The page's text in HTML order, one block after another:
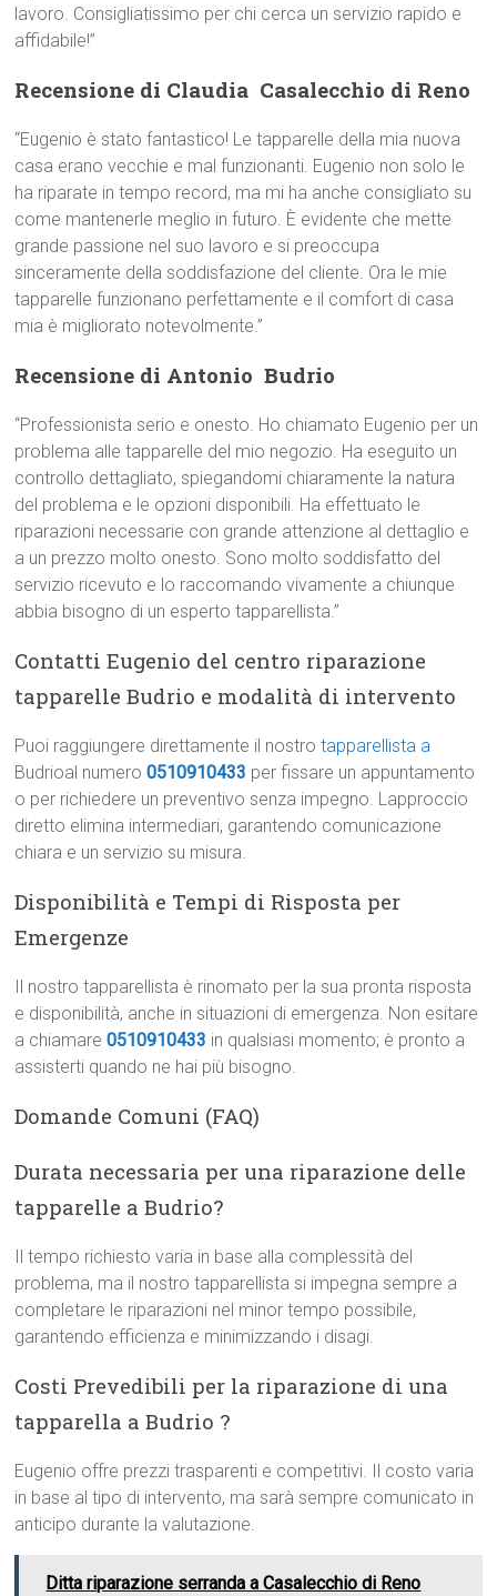
lavoro. Consigliatissimo per chi cerca un servizio rapido e
affidabile!”
Recensione di Claudia  Casalecchio di Reno
“Eugenio è stato fantastico! Le tapparelle della mia nuova
casa erano vecchie e mal funzionanti. Eugenio non solo le
ha riparate in tempo record, ma mi ha anche consigliato su
come mantenerle meglio in futuro. È evidente che mette
grande passione nel suo lavoro e si preoccupa
sinceramente della soddisfazione del cliente. Ora le mie
tapparelle funzionano perfettamente e il comfort di casa
mia è migliorato notevolmente.”
Recensione di Antonio  Budrio
“Professionista serio e onesto. Ho chiamato Eugenio per un
problema alle tapparelle del mio negozio. Ha eseguito un
controllo dettagliato, spiegandomi chiaramente la natura
del problema e le opzioni disponibili. Ha effettuato le
riparazioni necessarie con grande attenzione al dettaglio e
a un prezzo molto onesto. Sono molto soddisfatto del
servizio ricevuto e lo raccomando vivamente a chiunque
abbia bisogno di un esperto tapparellista.”
Contatti Eugenio del centro riparazione
tapparelle Budrio e modalità di intervento
Puoi raggiungere direttamente il nostrotapparellista a
Budrioal numero0510910433 per fissare un appuntamento
o per richiedere un preventivo senza impegno. Lapproccio
diretto elimina intermediari, garantendo comunicazione
chiara e un servizio su misura.
Disponibilità e Tempi di Risposta per
Emergenze
Il nostro tapparellista è rinomato per la sua pronta risposta
e disponibilità, anche in situazioni di emergenza. Non esitare
a chiamare0510910433 in qualsiasi momento; è pronto a
assisterti quando ne hai più bisogno.
Domande Comuni (FAQ)
Durata necessaria per una riparazione delle
tapparelle a Budrio?
Il tempo richiesto varia in base alla complessità del
problema, ma il nostro tapparellista si impegna sempre a
completare le riparazioni nel minor tempo possibile,
garantendo efficienza e minimizzando i disagi.
Costi Prevedibili per la riparazione di una
tapparella a Budrio ?
Eugenio offre prezzi trasparenti e competitivi. Il costo varia
in base al tipo di intervento, ma sarà sempre comunicato in
anticipo durante la valutazione.
Ditta riparazione serranda a Casalecchio di Reno